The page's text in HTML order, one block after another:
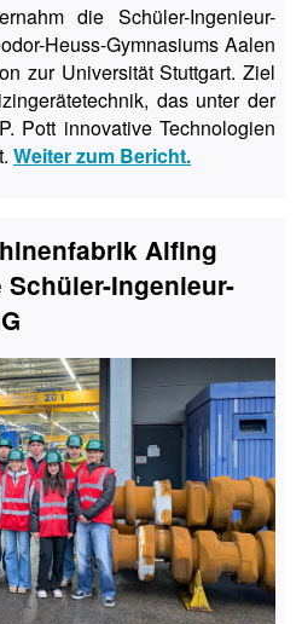
die Schüler-Ingenieur-
Heuss-Gymnasiums Aalen
zur Universität Stuttgart. Ziel
das unter der
Pott innovative Technologien
Weiter zum Bericht.
Alfing
Ingenieur-